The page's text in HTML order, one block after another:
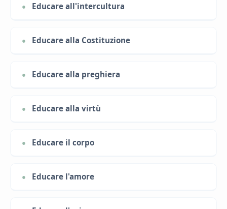
Educare all'intercultura
Educare alla Costituzione
Educare alla preghiera
Educare alla virtù
Educare il corpo
Educare l'amore